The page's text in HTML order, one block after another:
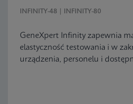
INFINITY-48 | INFINITY-80
GeneXpert Infinity zapewnia
elastyczność testowania i w
urządzenia, personelu i